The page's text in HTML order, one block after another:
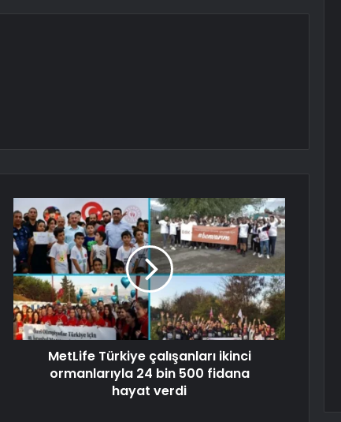
MetLife Türkiye çalışanları ikinci
ormanlarıyla 24 bin 500 fidana
hayat verdi